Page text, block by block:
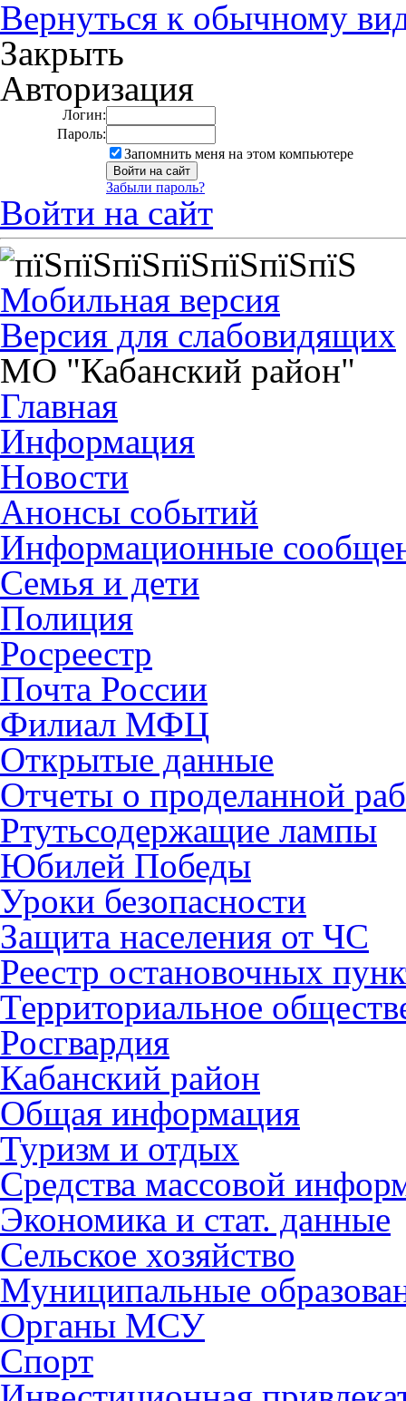
Вернуться к обычному
Закрыть
Авторизация
Логин:
Пароль:
Запомнить меня на этом компьютере
Забыли пароль?
Войти на сайт
Мобильная версия
Версия для слабовидящих
МО "Кабанский район"
Главная
Информация
Новости
Анонсы событий
Информационные
Семья и дети
Полиция
Росреестр
Почта России
Филиал МФЦ
Открытые данные
Отчеты о проделанной
Ртутьсодержащие лампы
Юбилей Победы
Уроки безопасности
Защита населения от ЧС
Реестр остановочных
Территориальное
Росгвардия
Кабанский район
Общая информация
Туризм и отдых
Средства массовой
Экономика и стат. данные
Сельское хозяйство
Муниципальные
Органы МСУ
Спорт